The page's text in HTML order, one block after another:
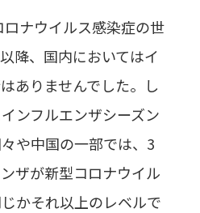
ナウイルス感染症の世
降、国内においてはイ
ありませんでした。し
ンフルエンザシーズン
や中国の一部では、3
ザが新型コロナウイル
かそれ以上のレベルで